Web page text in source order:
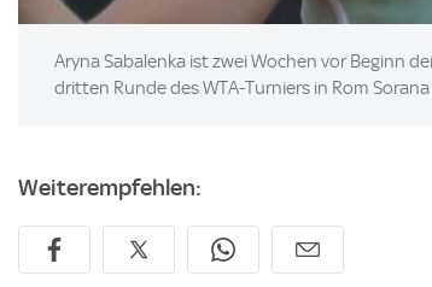
Aryna Sabalenka ist zwei Wochen vor Beginn
dritten Runde des WTA-Turniers in Rom
Weiterempfehlen: